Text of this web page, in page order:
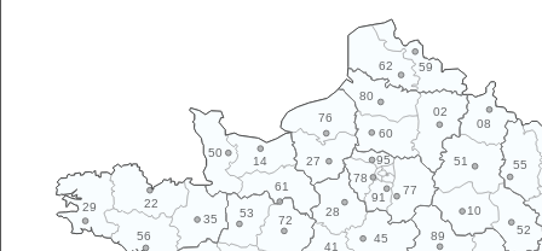
10
14
22
27
28
29
35
41
45
50
51
52
53
55
56
59
60
61
62
02
08
72
76
77
78
80
89
91
95